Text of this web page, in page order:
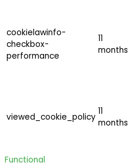
cookielawinfo-
checkbox-
performance
11
months
viewed_cookie_policy
11
months
Functional